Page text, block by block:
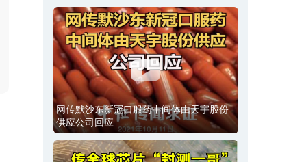
网传默沙东新冠口服药中间体由天宇股份
供应公司回应